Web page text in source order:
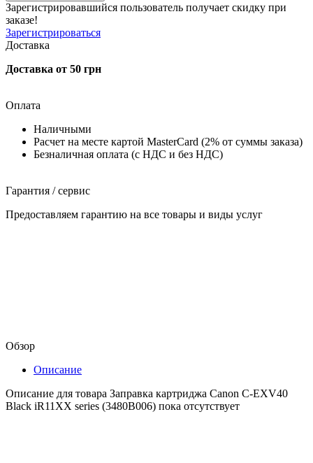
Зарегистрировавшийся пользователь получает скидку при
заказе!
Зарегистрироваться
Доставка
Доставка от 50 грн
Оплата
Наличными
Расчет на месте картой MasterCard (2% от суммы заказа)
Безналичная оплата (с НДС и без НДС)
Гарантия / сервис
Предоставляем гарантию на все товары и виды услуг
Обзор
Описание
Описание для товара Заправка картриджа Canon C-EXV40
Black iR11XX series (3480B006) пока отсутствует